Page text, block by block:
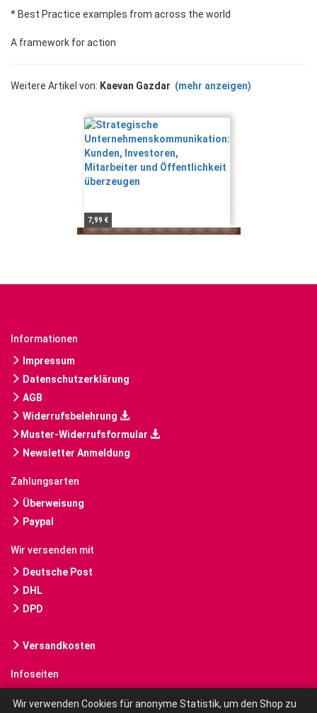
* Best Practice examples from across the world
A framework for action
Weitere Artikel von: Kaevan Gazdar (mehr anzeigen)
7,99 €
Informationen
Impressum
Datenschutzerklärung
AGB
Widerrufsbelehrung
Muster-Widerrufsformular
Newsletter Anmeldung
Zahlungsarten
Überweisung
Paypal
Wir versenden mit
Deutsche Post
DHL
DPD
Versandkosten
Infoseiten
Wir verwenden Cookies für anonyme Statistik, um den Shop zu